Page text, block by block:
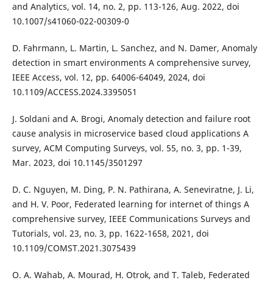
and Analytics, vol. 14, no. 2, pp. 113-126, Aug. 2022, doi
10.1007/s41060-022-00309-0
D. Fahrmann, L. Martin, L. Sanchez, and N. Damer, Anomaly
detection in smart environments A comprehensive survey,
IEEE Access, vol. 12, pp. 64006-64049, 2024, doi
10.1109/ACCESS.2024.3395051
J. Soldani and A. Brogi, Anomaly detection and failure root
cause analysis in microservice based cloud applications A
survey, ACM Computing Surveys, vol. 55, no. 3, pp. 1-39,
Mar. 2023, doi 10.1145/3501297
D. C. Nguyen, M. Ding, P. N. Pathirana, A. Seneviratne, J. Li,
and H. V. Poor, Federated learning for internet of things A
comprehensive survey, IEEE Communications Surveys and
Tutorials, vol. 23, no. 3, pp. 1622-1658, 2021, doi
10.1109/COMST.2021.3075439
O. A. Wahab, A. Mourad, H. Otrok, and T. Taleb, Federated